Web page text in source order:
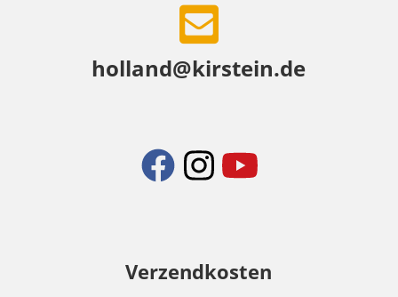
holland@kirstein.de
Verzendkosten